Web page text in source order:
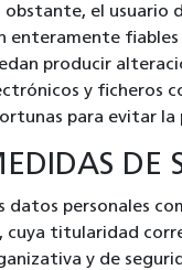
obstante, el usuario
enteramente
producir
y ficheros
para evitar la
DE
datos personales
cuya titularidad
y de